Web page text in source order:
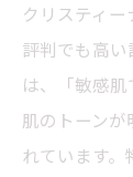
クリスティ
評判でも高
は、「敏感
肌のトーン
れています